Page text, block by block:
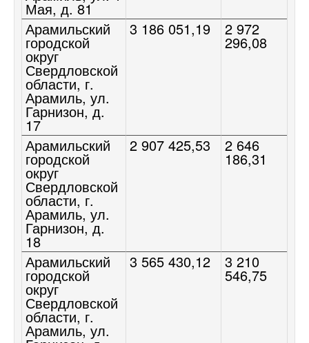
Мая, д. 81
Арамильский
городской
округ
Свердловской
области, г.
Арамиль, ул.
Гарнизон, д.
17
3 186 051,19 2 972
296,08
Арамильский
городской
округ
Свердловской
области, г.
Арамиль, ул.
Гарнизон, д.
18
2 907 425,53 2 646
186,31
Арамильский
городской
округ
Свердловской
области, г.
Арамиль, ул.
3 565 430,12 3 210
546,75